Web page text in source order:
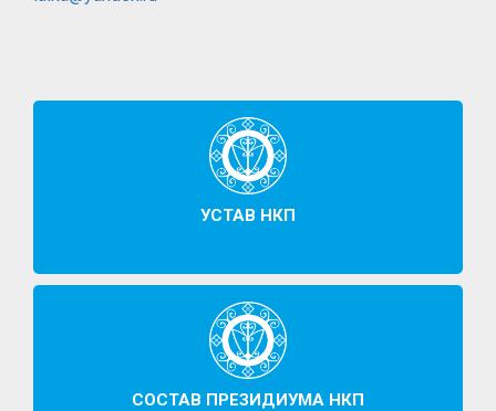
УСТАВ НКП
СОСТАВ ПРЕЗИДИУМА НКП